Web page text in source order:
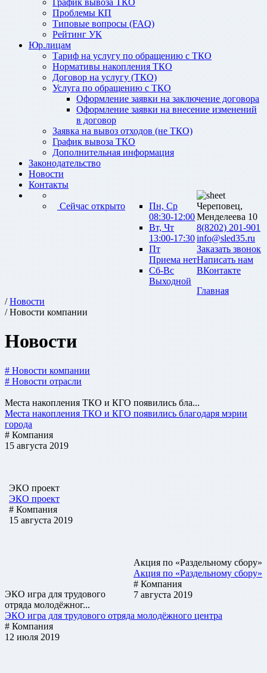
График вывоза ТКО
Проблемы КП
Типовые вопросы (FAQ)
Рейтинг УК
Юр.лицам
Тариф на услугу по обращению с ТКО
Нормативы накопления ТКО
Договор на услугу (ТКО)
Услуга по обращению с ТКО
Оформление заявки на заключение договора
Оформление заявки на внесение изменений
в договор
Заявка на вывоз отходов (не ТКО)
График вывоза ТКО
Дополнительная информация
Законодательство
Новости
Контакты
Сейчас открыто
Пн, Ср
08:30-12:00
Вт, Чт
13:00-17:30
Пт
Приема нет
Сб-Вс
Выходной
Череповец,
Менделеева 10
8(8202) 201-901
info@sled35.ru
Заказать звонок
Написать нам
ВКонтакте
Главная
/Новости
/ Новости компании
Новости
# Новости компании
# Новости отрасли
Места накопления ТКО и КГО появились бла...
Места накопления ТКО и КГО появились благодаря мэрии
города
# Компания
15 августа 2019
ЭКО проект
ЭКО проект
# Компания
15 августа 2019
Акция по «Раздельному сбору»
Акция по «Раздельному сбору»
# Компания
7 августа 2019
ЭКО игра для трудового
отряда молодёжног...
ЭКО игра для трудового отряда молодёжного центра
# Компания
12 июля 2019